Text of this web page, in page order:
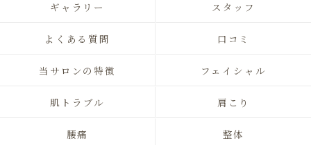
ギャラリー スタッフ
よくある質問 口コミ
当サロンの特徴 フェイシャル
肌トラブル 肩こり
腰痛 整体